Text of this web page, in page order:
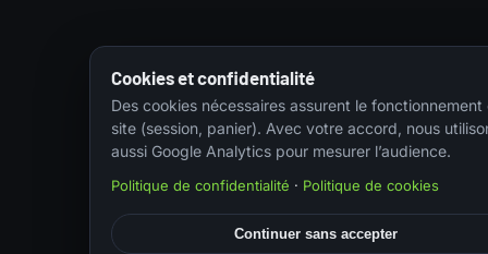
Cookies et confidentialité
Des cookies nécessaires assurent le fonctionnement
site (session, panier). Avec votre accord, nous
aussi Google Analytics pour mesurer l’audience.
Politique de confidentialité · Politique de cookies
Continuer sans accepter